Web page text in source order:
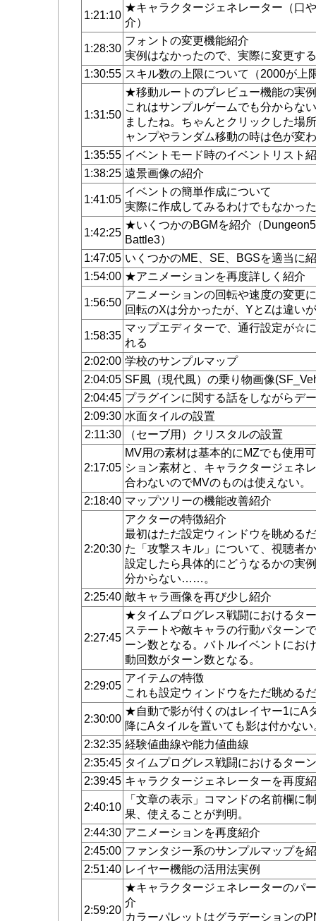
1:21:10
★キャラクタージェネレーター（口
介）
1:28:30
フォントの変更機能紹介
実例はなかったので、実際に変更す
1:30:55 スキル数の上限について（2000が上
1:31:50
★移動ルートのプレビュー機能の実
これはサンプルゲームでも分からな
ましたね。ちゃんとクリックした場
ャンプやランダム移動の時は色が変
1:35:55 イベントモード時のイベントリスト
1:38:25 遠景画像の紹介
1:41:05
イベントの簡単作成について
実際に作成してみるわけでもなかっ
1:42:25
★いくつかのBGMを紹介（
Battle3）
1:47:05 いくつかのME、SE、BGSを適当に
1:54:00 ★アニメーションを再度詳しく紹介
1:56:50
アニメーションの回転や速度の変更
回転のXは分かったが、YとZは違い
1:58:35
マップエディターで、通行設定が☆
れる
2:02:00 学校のサンプルマップ
2:04:05 SF風（現代風）の乗り物画像
2:04:45 プラグインに関する話をしながらデ
2:09:30 水面タイルの設置
2:11:30
（セーブ用）クリスタルの設置
2:17:05
MV用の素材は基本的にMZでも使用
ション素材と、キャラクタージェネ
合わないのでMVのものは使えない。
2:18:40 マップツリーの機能改善紹介
2:20:30
アクターの特徴紹介
最初はただ設定ウィンドウを眺める
た「攻撃スキル」について、視聴者
設定したら具体的にどうなるかの実
分からない……。
2:25:40 敵キャラ画像を再び少し紹介
2:27:45
★タイムプログレス戦闘におけるタ
ステートや敵キャラの行動パターン
ーン数となる。バトルイベントにお
動回数がターン数となる。
2:29:05
アイテムの特徴
これも設定ウィンドウをただ眺める
2:30:00
★自動で影が付くのはレイヤー1にA
降にAタイルを置いても影は付かな
2:32:35 経験値曲線や能力値曲線
2:35:45 タイムプログレス戦闘におけるター
2:39:45 キャラクタージェネレーターを再度
2:40:10
「文章の表示」コマンドの名前欄に
果、使えることが判明。
2:44:30 アニメーションを再度紹介
2:45:00 ファンタジー系のサンプルマップを
2:51:40 レイヤー機能の活用法実例
2:59:20
★キャラクタージェネレーターのパ
介
カラーパレットはグラデーションの